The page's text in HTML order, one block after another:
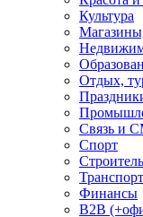
Культура
Отдых,
Связь и
Спорт
Транспорт
Финансы
B2B